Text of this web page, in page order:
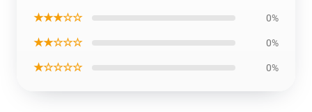
★★★☆☆ 0%
★★☆☆☆ 0%
★☆☆☆☆ 0%